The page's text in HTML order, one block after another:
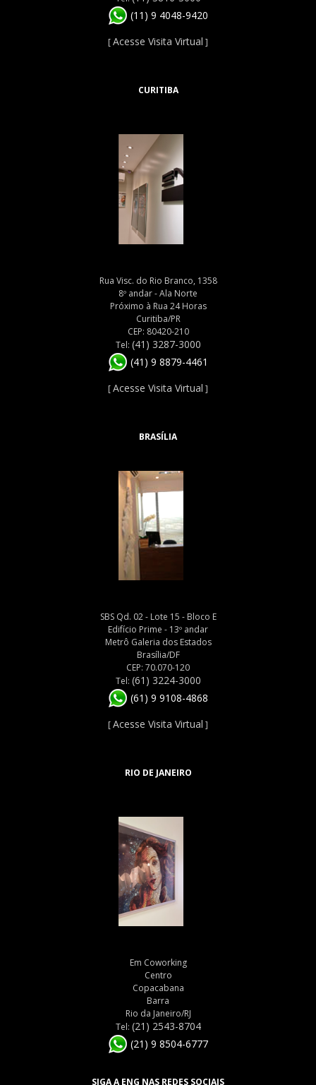
(11) 9 4048-9420
[Acesse Visita Virtual ]
CURITIBA
Rua Visc. do Rio Branco, 1358
8º andar - Ala Norte
Próximo à Rua 24 Horas
Curitiba/PR
CEP: 80420-210
Tel: (41) 3287-3000
(41) 9 8879-4461
[Acesse Visita Virtual ]
BRASÍLIA
SBS Qd. 02 - Lote 15 - Bloco E
Edifício Prime - 13º andar
Metrô Galeria dos Estados
Brasília/DF
CEP: 70.070-120
Tel: (61) 3224-3000
(61) 9 9108-4868
[Acesse Visita Virtual ]
RIO DE JANEIRO
Em Coworking
Centro
Copacabana
Barra
Rio da Janeiro/RJ
Tel: (21) 2543-8704
(21) 9 8504-6777
SIGA A ENG NAS REDES SOCIAIS